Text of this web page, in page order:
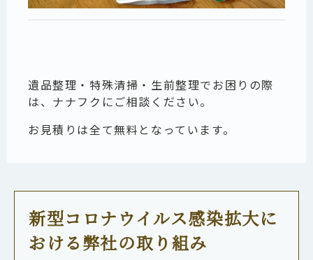
遺品整理・特殊清掃・生前整理でお困りの際
は、ナナフクにご相談ください。
お見積りは全て無料となっています。
新型コロナウイルス感染拡大に
おける弊社の取り組み